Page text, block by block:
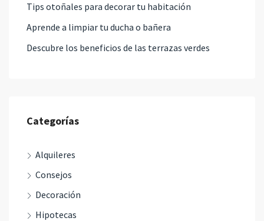
Tips otoñales para decorar tu habitación
Aprende a limpiar tu ducha o bañera
Descubre los beneficios de las terrazas verdes
Categorías
Alquileres
Consejos
Decoración
Hipotecas